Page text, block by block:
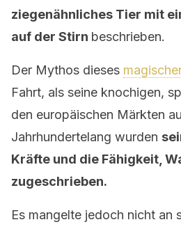
ziegenähnliches Tier mit
auf der Stirn beschrieben.
Der Mythos dieses
Fahrt, als seine knochigen,
den europäischen Märkten
Jahrhundertelang wurden
Kräfte und die Fähigkeit,
zugeschrieben.
Es mangelte jedoch nicht an